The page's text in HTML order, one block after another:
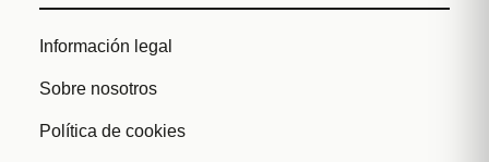
Información legal
Sobre nosotros
Política de cookies